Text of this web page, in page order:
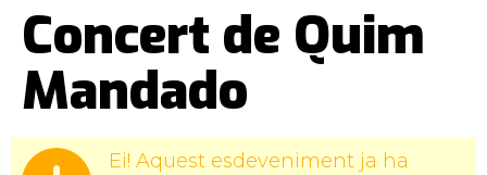
Concert de Quim
Mandado
Ei! Aquest esdeveniment ja ha